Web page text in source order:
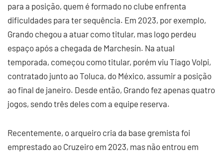
para a posição, quem é formado no clube enfrenta
dificuldades para ter sequência. Em 2023, por exemplo,
Grando chegou a atuar como titular, mas logo perdeu
espaço após a chegada de Marchesín. Na atual
temporada, começou como titular, porém viu Tiago Volpi,
contratado junto ao Toluca, do México, assumir a posição
ao final de janeiro. Desde então, Grando fez apenas quatro
jogos, sendo três deles com a equipe reserva.
Recentemente, o arqueiro cria da base gremista foi
emprestado ao Cruzeiro em 2023, mas não entrou em